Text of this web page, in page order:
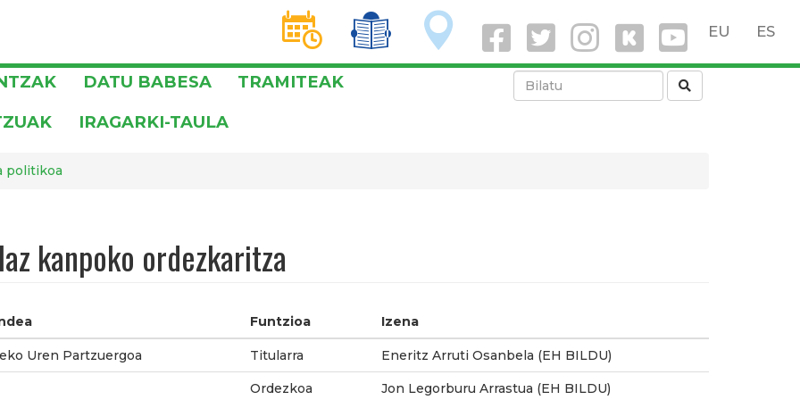
EU ES
D T O
DATU BABESA
TRAMITEAK
IRAGARKI-TAULA
politikoa
kanpoko ordezkaritza
Funtzioa Izena
Uren Partzuergoa Titularra Eneritz Arruti Osanbela (EH BILDU)
Ordezkoa Jon Legorburu Arrastua (EH BILDU)